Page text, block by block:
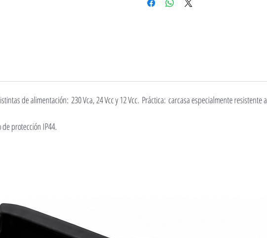
de alimentación: 230 Vca, 24 Vcc y 12 Vcc. Práctica: carcasa especialmente resistente a
protección IP44.